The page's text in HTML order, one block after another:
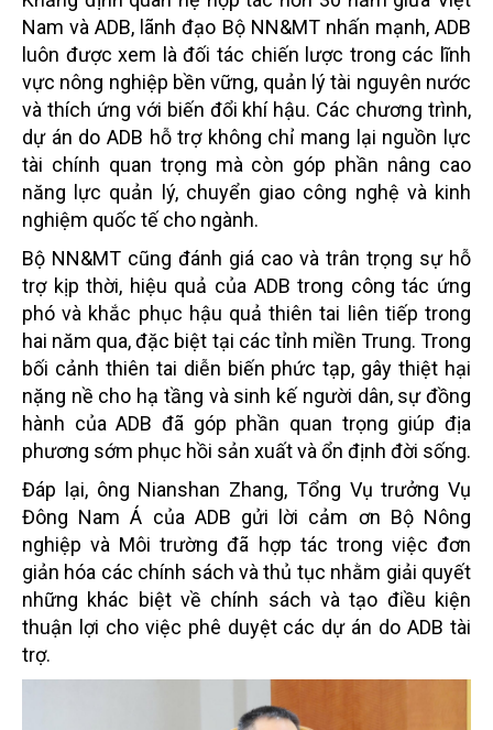
Nam và ADB, lãnh đạo Bộ NN&MT nhấn mạnh, ADB
luôn được xem là đối tác chiến lược trong các lĩnh
vực nông nghiệp bền vững, quản lý tài nguyên nước
và thích ứng với biến đổi khí hậu. Các chương trình,
dự án do ADB hỗ trợ không chỉ mang lại nguồn lực
tài chính quan trọng mà còn góp phần nâng cao
năng lực quản lý, chuyển giao công nghệ và kinh
nghiệm quốc tế cho ngành.
Bộ NN&MT cũng đánh giá cao và trân trọng sự hỗ
trợ kịp thời, hiệu quả của ADB trong công tác ứng
phó và khắc phục hậu quả thiên tai liên tiếp trong
hai năm qua, đặc biệt tại các tỉnh miền Trung. Trong
bối cảnh thiên tai diễn biến phức tạp, gây thiệt hại
nặng nề cho hạ tầng và sinh kế người dân, sự đồng
hành của ADB đã góp phần quan trọng giúp địa
phương sớm phục hồi sản xuất và ổn định đời sống.
Đáp lại, ông Nianshan Zhang, Tổng Vụ trưởng Vụ
Đông Nam Á của ADB gửi lời cảm ơn Bộ Nông
nghiệp và Môi trường đã hợp tác trong việc đơn
giản hóa các chính sách và thủ tục nhằm giải quyết
những khác biệt về chính sách và tạo điều kiện
thuận lợi cho việc phê duyệt các dự án do ADB tài
trợ.